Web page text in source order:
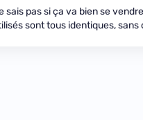
sais pas si ça va bien se
sont tous identiques,